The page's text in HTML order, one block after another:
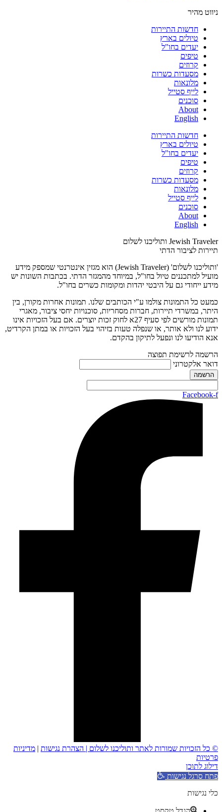
ניווט מהיר
חדשות התיירות
טיולים בארץ
יעדים בחו"ל
טיפים
קרוזים
מסעדות כשרות
מלונאות
לייף סטייל
סוכנים
About
English
חדשות התיירות
טיולים בארץ
יעדים בחו"ל
טיפים
קרוזים
מסעדות כשרות
מלונאות
לייף סטייל
סוכנים
About
English
Jewish Traveler ותוליכנו לשלום
תיירות לציבור הדתי
'ותוליכנו לשלום' (Jewish Traveler) הוא מגזין אינטרנטי שמספק מידע
מועיל למתכננים טיול בחו"ל, במיוחד מהמגזר הדתי. בכתבות השונות יש
מידע ייחודי גם על היבטי יהדות ומקומות כשרים בחו"ל.
כמעט כל התמונות צולמו ע"י הכותבים שלנו. תמונות אחרות מקורן, בין
היתר, במשרדי תיירות, חברות מסחריות, סוכנויות יחסי ציבור, מאגרי
תמונות מורשים לפי סעיף 27א לחוק זכות יוצרים. אם בעל הזכויות אינו
ידוע לנו ולא אותר, או שנפלה טעות בזיהוי בעל הזכויות או במתן הקרדיט,
אנא הודיעו לנו ונפעל לתיקון בהקדם.
הרשמה לרשימת תפוצה
דואר אלקטרוני
Facebook-f
© כל הזכויות שמורות לאתר ותוליכנו לשלום | הצהרת נגישות | מדיניות
פרטיות
דילוג לתוכן
פתח סרגל נגישות
כלי נגישות